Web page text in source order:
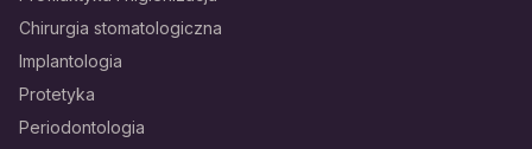
Chirurgia stomatologiczna
Implantologia
Protetyka
Periodontologia